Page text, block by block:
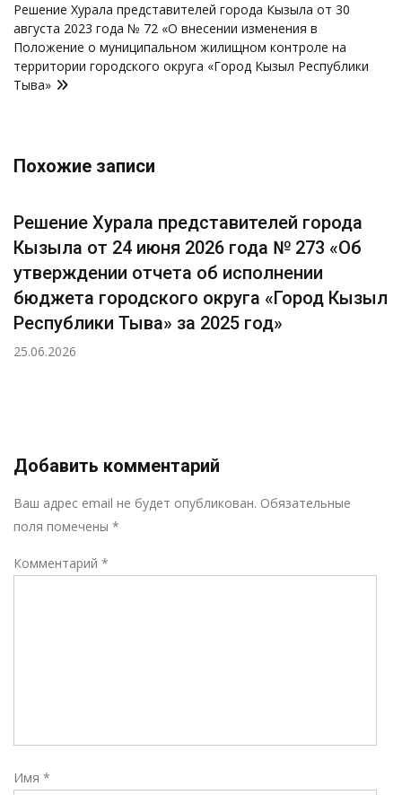
Решение Хурала представителей города Кызыла от 30
августа 2023 года № 72 «О внесении изменения в
Положение о муниципальном жилищном контроле на
территории городского округа «Город Кызыл Республики
Тыва»
Похожие записи
Решение Хурала представителей города
Кызыла от 24 июня 2026 года № 273 «Об
утверждении отчета об исполнении
бюджета городского округа «Город Кызыл
Республики Тыва» за 2025 год»
25.06.2026
Добавить комментарий
Ваш адрес email не будет опубликован. Обязательные
поля помечены *
Комментарий *
Имя *